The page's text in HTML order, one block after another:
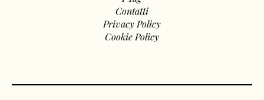
Contatti
Privacy Policy
Cookie Policy